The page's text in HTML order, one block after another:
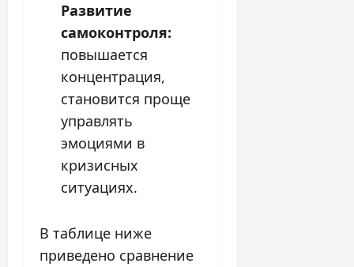
Развитие
самоконтроля:
повышается
концентрация,
становится проще
управлять
эмоциями в
кризисных
ситуациях.
В таблице ниже
приведено сравнение